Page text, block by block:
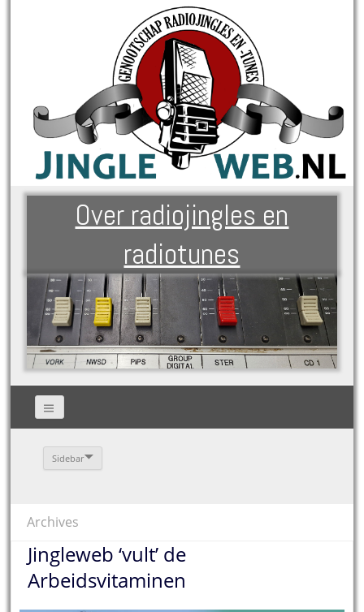
Over radiojingles en
radiotunes
Sidebar
Archives
Jingleweb ‘vult’ de
Arbeidsvitaminen